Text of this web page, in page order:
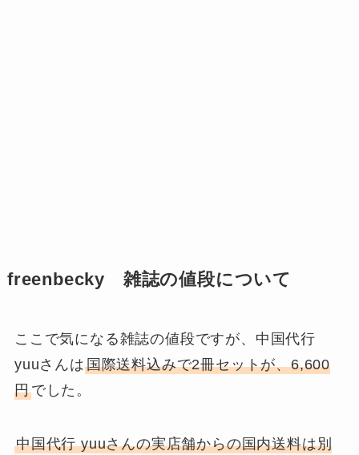
freenbecky 雑誌の値段について
ここで気になる雑誌の値段ですが、中国代行
yuuさんは国際送料込みで2冊セットが、6,600
円でした。
中国代行 yuuさんの実店舗からの国内送料は別